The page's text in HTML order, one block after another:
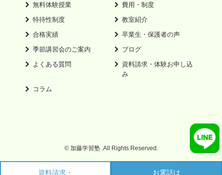
資料請求・ お電話は
無料体験授業
費用・制度
特待性制度
教室紹介
合格実績
卒業生・保護者の声
季節講習会のご案内
ブログ
よくある質問
資料請求・体験お申し込
み
コラム
© 加藤学習塾 .All Rights Reserved.